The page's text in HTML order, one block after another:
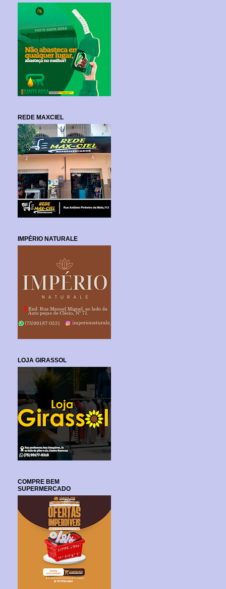
REDE MAXCIEL
IMPÉRIO NATURALE
LOJA GIRASSOL
COMPRE BEM
SUPERMERCADO